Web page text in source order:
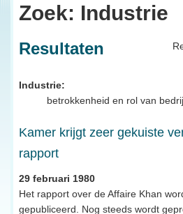
Zoek: Industrie
Resultaten
Industrie:
betrokkenheid en rol van
Kamer krijgt zeer gekuiste
rapport
29 februari 1980
Het rapport over de Affaire Khan
gepubliceerd. Nog steeds wordt